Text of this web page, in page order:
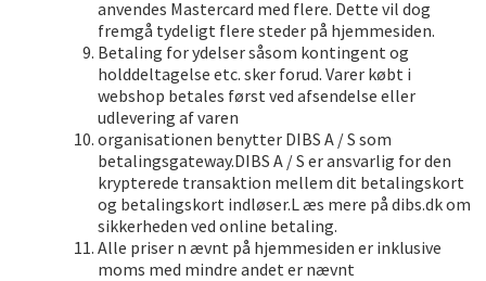
anvendes Mastercard med flere. Dette vil dog
fremgå tydeligt flere steder på hjemmesiden.
Betaling for ydelser såsom kontingent og
holddeltagelse etc. sker forud. Varer købt i
webshop betales først ved afsendelse eller
udlevering af varen
organisationen benytter DIBS A / S som
betalingsgateway.DIBS A / S er ansvarlig for den
krypterede transaktion mellem dit betalingskort
og betalingskort indløser.L æs mere på dibs.dk om
sikkerheden ved online betaling.
Alle priser n ævnt på hjemmesiden er inklusive
moms med mindre andet er nævnt